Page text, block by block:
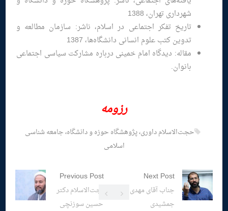
شهرداری تهران، 1388
تاریخ تفکر اجتماعی در اسلام، ناشر: سازمان مطالعه و
تدوین کتب علوم انسانی دانشگاه‌ها، 1387
مقاله: دیدگاه امام خمینی درباره مشارکت سیاسی اجتماعی
بانوان.
رزومه
حجت‌الاسلام داوری، پژوهشگاه حوزه و دانشگاه، جامعه شناسی
اسلامی
Previous Post
حجت‌الاسلام دکتر
حسین سوزنچی
Next Post
جناب آقای مهدی
جمشیدی